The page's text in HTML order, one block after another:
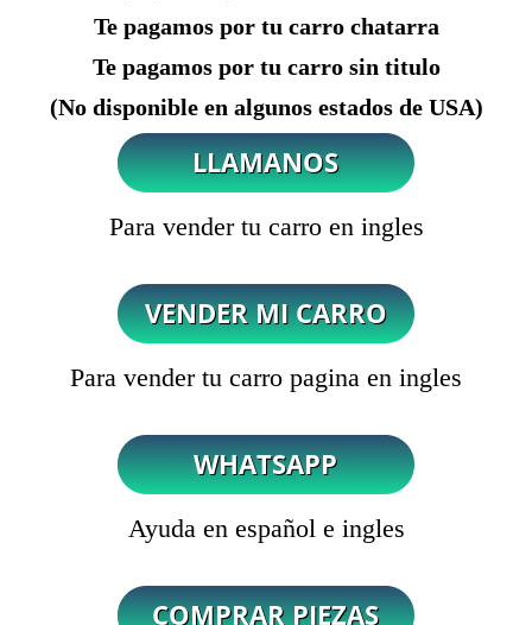
Te pagamos por tu carro chatarra
Te pagamos por tu carro sin titulo
(No disponible en algunos estados de USA)
Para vender tu carro en ingles
Para vender tu carro pagina en ingles
Ayuda en español e ingles